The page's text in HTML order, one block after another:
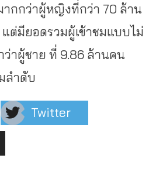
ากกว่าผู้หญิงที่กว่า 70 ล้าน
แต่มียอดรวมผู้เข้าชมแบบไม่
าผู้ชาย ที่ 9.86 ล้านคน
ลำดับ
Twitter